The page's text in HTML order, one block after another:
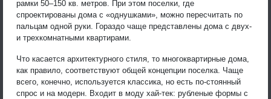
рамки 50–150 кв. метров. При этом поселки, где
спроектированы дома с «однушками», можно пересчитать по
пальцам одной руки. Гораздо чаще представлены дома с двух-
и трехкомнатными квартирами.
Что касается архитектурного стиля, то многоквартирные дома,
как правило, соответствуют общей концепции поселка. Чаще
всего, конечно, используется классика, но есть по-стоянный
спрос и на модерн. Входит в моду хай-тек: рубленые формы с